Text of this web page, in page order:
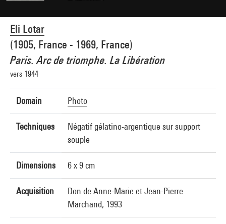
Eli Lotar
(1905, France - 1969, France)
Paris. Arc de triomphe. La Libération
vers 1944
Domain Photo
Techniques
Négatif gélatino-argentique sur support
souple
Dimensions 6 x 9 cm
Acquisition
Don de Anne-Marie et Jean-Pierre
Marchand, 1993